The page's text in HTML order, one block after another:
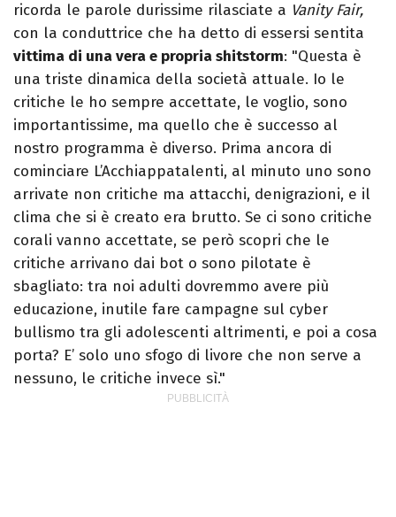
ricorda le parole durissime rilasciate a Vanity Fair,
con la conduttrice che ha detto di essersi sentita
vittima di una vera e propria shitstorm: "Questa è
una triste dinamica della società attuale. Io le
critiche le ho sempre accettate, le voglio, sono
importantissime, ma quello che è successo al
nostro programma è diverso. Prima ancora di
cominciare L’Acchiappatalenti, al minuto uno sono
arrivate non critiche ma attacchi, denigrazioni, e il
clima che si è creato era brutto. Se ci sono critiche
corali vanno accettate, se però scopri che le
critiche arrivano dai bot o sono pilotate è
sbagliato: tra noi adulti dovremmo avere più
educazione, inutile fare campagne sul cyber
bullismo tra gli adolescenti altrimenti, e poi a cosa
porta? E’ solo uno sfogo di livore che non serve a
nessuno, le critiche invece sì."